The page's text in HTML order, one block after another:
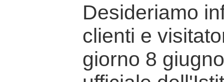
Desideriamo
clienti e
giorno 8